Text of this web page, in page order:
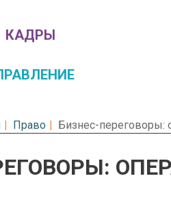
КАДРЫ
Право Бизнес-переговоры: